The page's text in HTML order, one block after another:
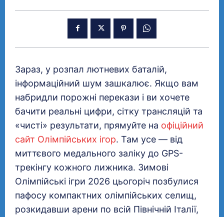
Зараз, у розпал лютневих баталій,
інформаційний шум зашкалює. Якщо вам
набридли порожні перекази і ви хочете
бачити реальні цифри, сітку трансляцій та
«чисті» результати, прямуйте на офіційний
сайт Олімпійських ігор. Там усе — від
миттєвого медального заліку до GPS-
трекінгу кожного лижника. Зимові
Олімпійські ігри 2026 цьогоріч позбулися
пафосу компактних олімпійських селищ,
розкидавши арени по всій Північній Італії,